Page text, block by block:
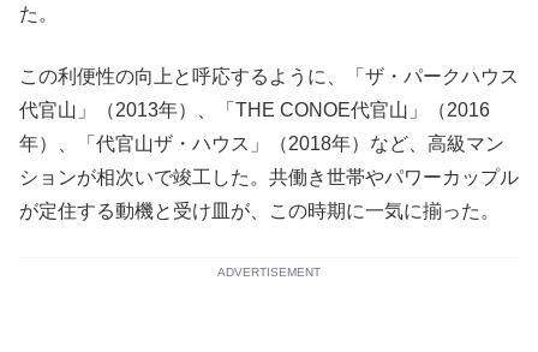
た。
この利便性の向上と呼応するように、「ザ・パークハウス
代官山」（2013年）、「THE CONOE代官山」（2016
年）、「代官山ザ・ハウス」（2018年）など、高級マン
ションが相次いで竣工した。共働き世帯やパワーカップル
が定住する動機と受け皿が、この時期に一気に揃った。
ADVERTISEMENT